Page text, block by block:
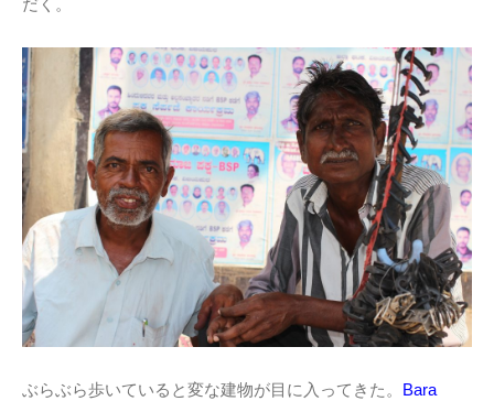
だく。
ぶらぶら歩いていると変な建物が目に入ってきた。 Bara